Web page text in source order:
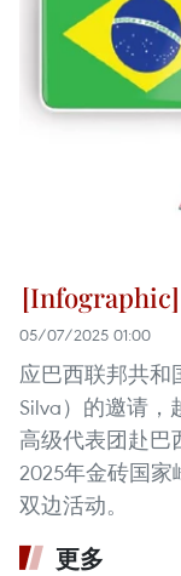
05/07/2025 01:00
应巴西联邦共和
Silva）的邀请
高级代表团赴巴
2025年金砖国
双边活动。
更多